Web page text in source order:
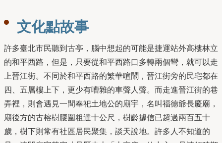
文化點故事
許多臺北市⺠聽到古亭，腦中想起的可能是捷運站外⾼樓林立
的和平⻄路，但是，只要從和平⻄路⼝多轉兩個彎，就可以走
上晉江街。不同於和平⻄路的繁華喧鬧，晉江街旁的⺠宅都在
四、五層樓上下，更少有嘈雜的⾞聲⼈聲。⽽走進晉江街的巷
弄裡，則會遇⾒⼀間奉祀⼟地公的廟宇，名叫福德爺長慶廟，
廟後⽅的古榕樹腰圍粗達⼗公尺，樹齡據信已超過兩百五⼗
歲，樹下則常有社區居⺠聚集，談天說地。許多⼈不知道的